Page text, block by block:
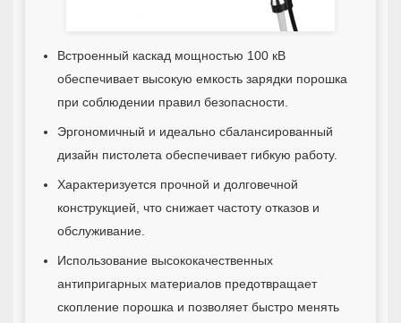
Встроенный каскад мощностью 100 кВ
обеспечивает высокую емкость зарядки порошка
при соблюдении правил безопасности.
Эргономичный и идеально сбалансированный
дизайн пистолета обеспечивает гибкую работу.
Характеризуется прочной и долговечной
конструкцией, что снижает частоту отказов и
обслуживание.
Использование высококачественных
антипригарных материалов предотвращает
скопление порошка и позволяет быстро менять